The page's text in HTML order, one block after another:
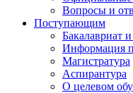
Вопросы и
Поступающим
Бакалавриат
Информация
Магистратура
Аспирантура
О целевом